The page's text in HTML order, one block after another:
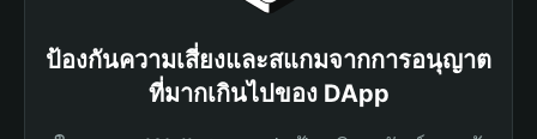
ป้องกันความเสี่ยงและสแกมจากการอนุญาต
ที่มากเกินไปของ DApp